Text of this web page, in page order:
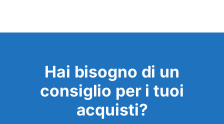
Hai bisogno di un
consiglio per i tuoi
acquisti?